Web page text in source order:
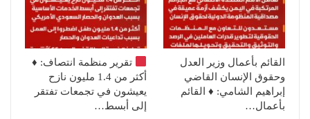
القائم بأعمال وزير العدل
وحقوق الإنسان القاضي
إبراهيم الشامي: ♦️ القائم
بأعمال…
تقرير منظمة انتصاف: ♦️
أكثر من 1.4 مليون نازح
يعيشون في تجمعات تفتقر
إلى أبسط…